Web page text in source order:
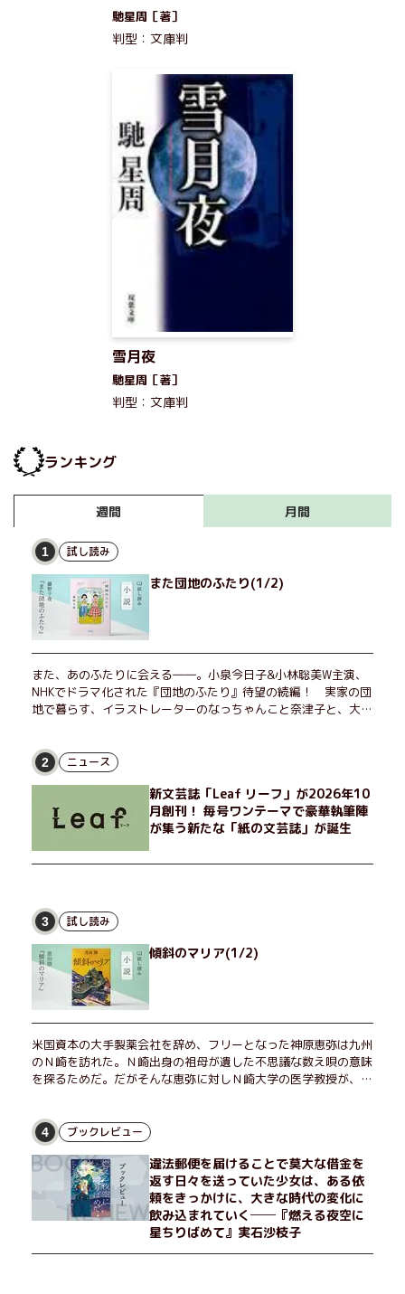
馳星周［著］
判型：文庫判
雪月夜
馳星周［著］
判型：文庫判
ランキング
週間 月間
1 試し読み
また団地のふたり(1/2)
また、あのふたりに会える――。小泉今日子&小林聡美W主演、
NHKでドラマ化された『団地のふたり』待望の続編！ 実家の団
地で暮らす、イラストレーターのなっちゃんこと奈津子と、大学
げたり、部屋でふたりだけの「台湾映画祭」を催したり。50代
独身、幼なじみの変わらぬ友情とささやかな幸せの日々を描く。
2 ニュース
新文芸誌「Leaf リーフ」が2026年10
月創刊！ 毎号ワンテーマで豪華執筆陣
が集う新たな「紙の文芸誌」が誕生
3 試し読み
傾斜のマリア(1/2)
米国資本の大手製薬会社を辞め、フリーとなった神原恵弥は九州
のＮ崎を訪れた。Ｎ崎出身の祖母が遺した不思議な数え唄の意味
を探るためだ。だがそんな恵弥に対しＮ崎大学の医学教授が、米
恵弥は、まるで影のような存在の博士とまみえることはできるの
か？ そして、唄の歌詞「かたむくマリア」に込められた秘密と
は？ 謎めいたラストが鮮烈な余韻を残すシリーズ第四作！
4 ブックレビュー
違法郵便を届けることで莫大な借金を
返す日々を送っていた少女は、ある依
頼をきっかけに、大きな時代の変化に
飲み込まれていく──『燃える夜空に
星ちりばめて』実石沙枝子